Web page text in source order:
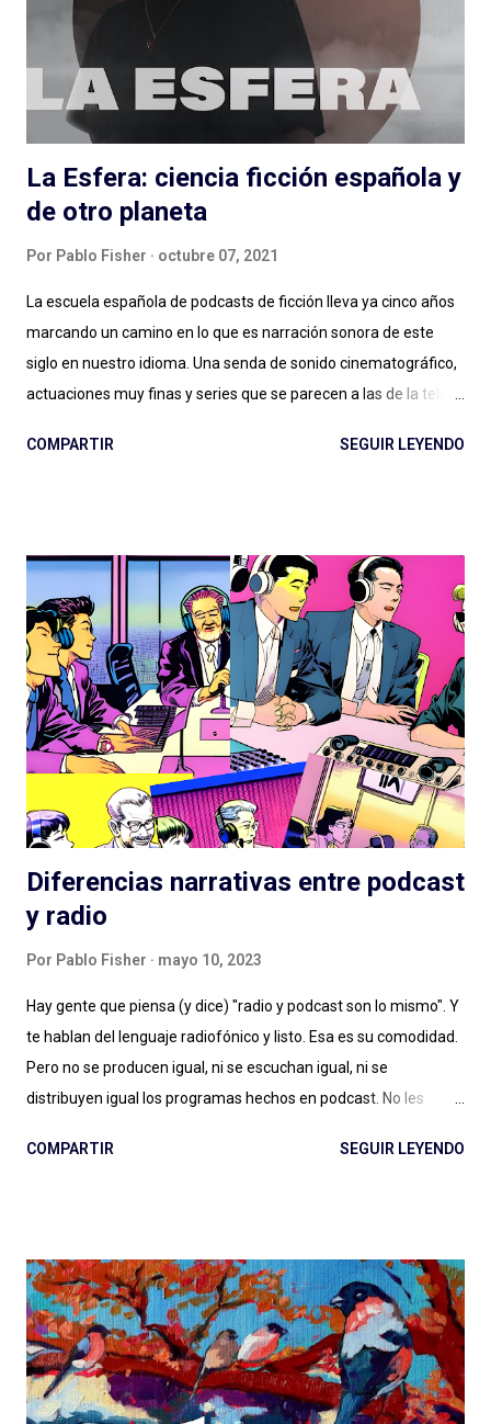
pero (por suerte) no lo es. Muchos minutos de entrevista
condensados en alrededor de una hora (y monedas) con
personas que podés conocer de una cosa y nos hablan de otra,
de una muy...
La Esfera: ciencia ficción española y
de otro planeta
Por Pablo Fisher octubre 07, 2021
La escuela española de podcasts de ficción lleva ya cinco años
marcando un camino en lo que es narración sonora de este
siglo en nuestro idioma. Una senda de sonido cinematográfico,
actuaciones muy finas y series que se parecen a las de la tele
Apagón en adelante. Ese nivel presupuestario, esa dedicación
del viejo radioteatro. En ese rumbo, La Esfera es la gran
superproducción que entregó Podium Podcast este año, con
una historia (nuevamente) de ciencia ficción que retoma un
tema clásico del género: los OVNIs, la presencia extraterrestre
en nuestro planeta, las conspiraciones gubernamentales y "The
truth is out there" . Tan marcada es la influencia de X-Files en
este podcast que hasta lo celebran con la inclusión de la
COMPARTIR SEGUIR LEYENDO
Diferencias narrativas entre podcast
y radio
Por Pablo Fisher mayo 10, 2023
Hay gente que piensa (y dice) "radio y podcast son lo mismo". Y
te hablan del lenguaje radiofónico y listo. Esa es su comodidad.
Pero no se producen igual, ni se escuchan igual, ni se
distribuyen igual los programas hechos en podcast. No les
(podcast), con escuchar el páramo creativo (radio) vs. la
Porque los debates no pueden ser eternos. Y entonces
hablamos de lenguaje sonoro, hablamos de audio digital a
demanda del siglo XXI, hablamos de géneros, formatos, estilos.
Compartimos programas hechos para audiencias regionales,
globales, en nuestro idioma. Pero hay que aportar , siento en
COMPARTIR SEGUIR LEYENDO